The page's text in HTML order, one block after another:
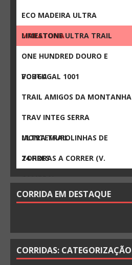
ECO MADEIRA ULTRA
MARATONA
LIMESTONE ULTRA TRAIL
ONE HUNDRED DOURO E
VOUGA
PORTUGAL 1001
TRAIL AMIGOS DA MONTANHA
TRAV INTEG SERRA
MONTEMURO
ULTRA TRAIL LINHAS DE
TORRES
24 HORAS A CORRER (V.
CAMBRA)
CORRIDA EM DESTAQUE
CORRIDAS: CATEGORIZAÇÃO